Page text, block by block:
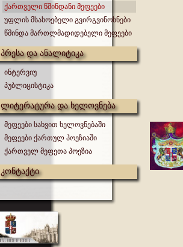
ქართველი წმინდანი მეფეები
უფლის მსასოებელი გვირგვინოსნები
წმინდა მართლმადიდებელი მეფეები
პრესა და ანალიტიკა
ინტერვიუ
პუბლიცისტიკა
ლიტერატურა და ხელოვნება
მეფეები სახვით ხელოვნებაში
მეფეები ქართულ პოეზიაში
ქართველ მეფეთა პოეზია
კონტაქტი